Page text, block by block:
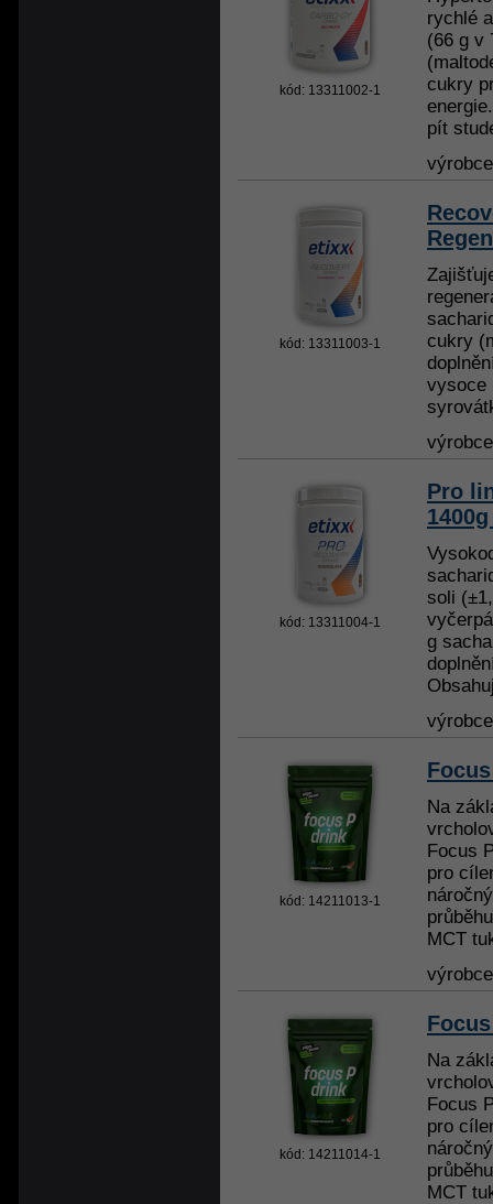
kód: 13311002-1
rychlé
(66 g v
cukry
pít
kód: 13311003-1
cukry
vysoce
kód: 13311004-1
Pro
soli
g
kód: 14211013-1
Na
Focus
pro
MCT
kód: 14211014-1
Na
Focus
pro
MCT